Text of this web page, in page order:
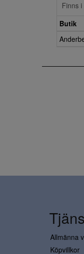
Finns
Butik
Allmänna
Köpvillkor